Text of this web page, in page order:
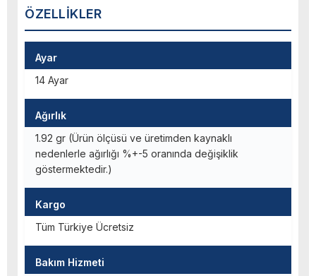
ÖZELLIKLER
Ayar
14 Ayar
Ağırlık
1.92 gr (Ürün ölçüsü ve üretimden kaynaklı
nedenlerle ağırlığı %+-5 oranında değişiklik
göstermektedir.)
Kargo
Tüm Türkiye Ücretsiz
Bakım Hizmeti